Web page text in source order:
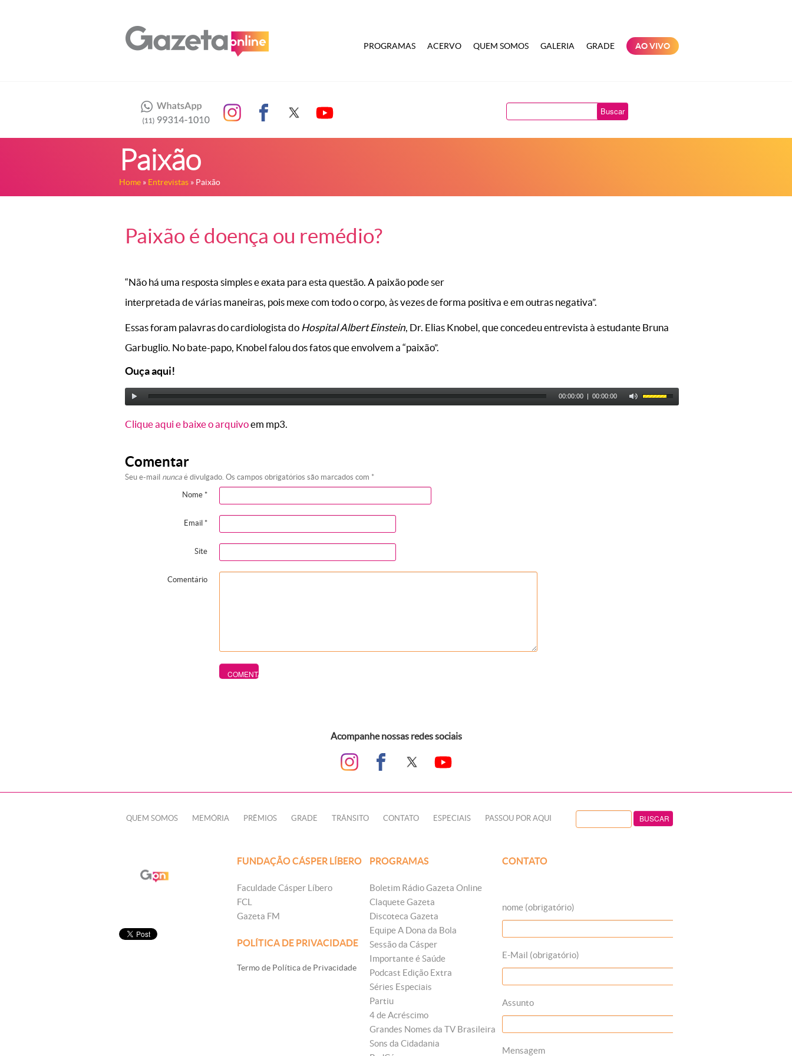
PROGRAMAS ACERVO QUEM SOMOS GALERIA GRADE AO VIVO
Buscar
Paixão
Home » Entrevistas » Paixão
Paixão é doença ou remédio?
“Não há uma resposta simples e exata para esta questão. A paixão pode ser
interpretada de várias maneiras, pois mexe com todo o corpo, às vezes de forma positiva e em outras negativa”.
Essas foram palavras do cardiologista do Hospital Albert Einstein, Dr. Elias Knobel, que concedeu entrevista à estudante Bruna
Garbuglio. No bate-papo, Knobel falou dos fatos que envolvem a “paixão”.
Ouça aqui!
00:00:00 | 00:00:00
Clique aqui e baixe o arquivoem mp3.
Comentar
Seu e-mail nunca é divulgado. Os campos obrigatórios são marcados com *
Nome *
Email *
Site
Comentário
Acompanhe nossas redes sociais
QUEM SOMOS MEMÓRIA PRÊMIOS GRADE TRÂNSITO CONTATO ESPECIAIS PASSOU POR AQUI
FUNDAÇÃO CÁSPER LÍBERO
Faculdade Cásper Líbero
FCL
Gazeta FM
POLÍTICA DE PRIVACIDADE
Termo de Política de Privacidade
PROGRAMAS
Boletim Rádio Gazeta Online
Claquete Gazeta
Discoteca Gazeta
Equipe A Dona da Bola
Sessão da Cásper
Importante é Saúde
Podcast Edição Extra
Séries Especiais
Partiu
4 de Acréscimo
Grandes Nomes da TV Brasileira
Sons da Cidadania
CONTATO
nome (obrigatório)
E-Mail (obrigatório)
Assunto
Mensagem